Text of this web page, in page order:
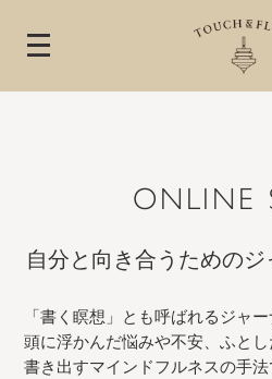
ONLINE
自分と向き合うためのジ
「書く瞑想」とも呼ばれるジャー
頭に浮かんだ悩みや不安、ふと
書き出すマインドフルネスの手